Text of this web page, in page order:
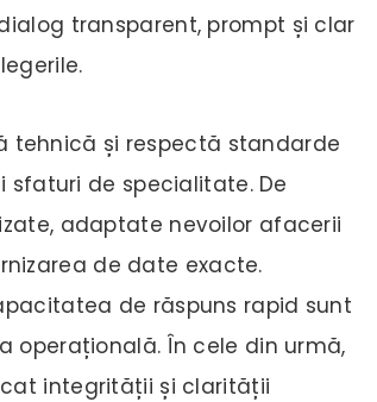
transparent, prompt și clar
tehnică și respectă standarde
sfaturi de specialitate. De
adaptate nevoilor afacerii
de date exacte.
de răspuns rapid sunt
operațională. În cele din urmă,
integrității și clarității